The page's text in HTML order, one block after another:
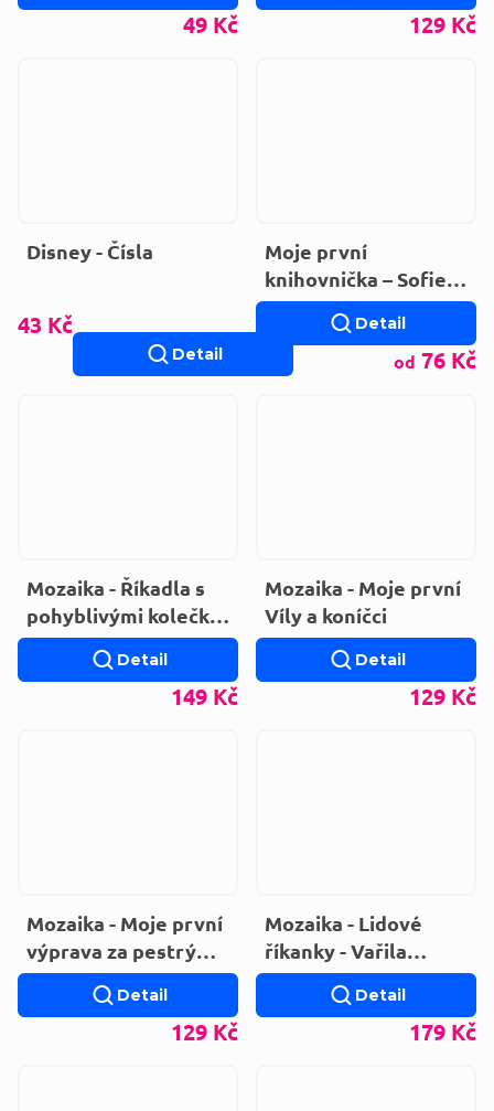
49 Kč 129 Kč
Disney - Čísla
43 Kč
Detail
Moje první
knihovnička – Sofie
První
od 76 Kč
Detail
Mozaika - Říkadla s
pohyblivými kolečky
- modrá kniha
(LEPORELO)
149 Kč
Detail
Mozaika - Moje první
Víly a koníčci
129 Kč
Detail
Mozaika - Moje první
výprava za pestrými
zvířaty
129 Kč
Detail
Mozaika - Lidové
říkanky - Vařila
myšička kašičku
(LEPORELO)
179 Kč
Detail